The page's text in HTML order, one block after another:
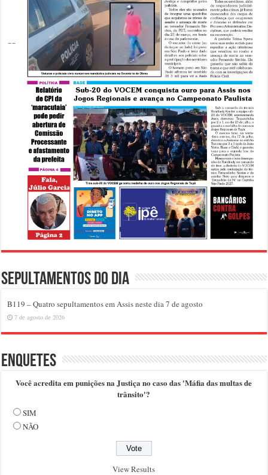
Sepultamentos do dia
B119 – Quatro sepultamentos em Assis neste dia 7 de agosto
7 de agosto de 2026
Enquetes
Você acredita em punições na Justiça no caso das 'Máfia das multas de
trânsito'?
SIM
NÃO
View Results